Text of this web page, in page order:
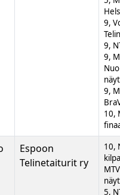
9,
9,
9,
9,
10,
Espoon
Telinetaiturit ry
10,
5,